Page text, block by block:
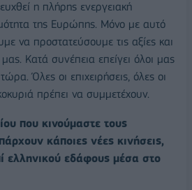
η πλήρης ενεργειακή
της Ευρώπης. Μόνο με αυτό
να προστατεύσουμε τις αξίες και
Κατά συνέπεια επείγει όλοι μας
Όλες οι επιχειρήσεις, όλες οι
πρέπει να συμμετέχουν.
που κινούμαστε τους
κάποιες νέες κινήσεις,
ελληνικού εδάφους μέσα στο